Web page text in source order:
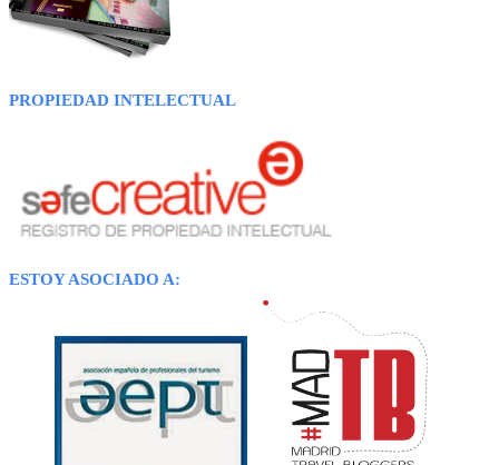
PROPIEDAD INTELECTUAL
ESTOY ASOCIADO A: